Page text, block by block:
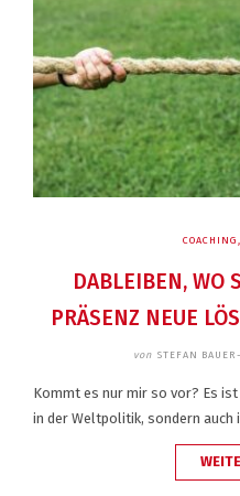
COACHING ,
DABLEIBEN, WO
PRÄSENZ NEUE
von STEFAN
Kommt es nur mir so vor? Es
in der Weltpolitik, sondern auch